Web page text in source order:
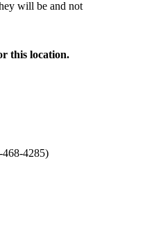
will be and not
this location.
468-4285)